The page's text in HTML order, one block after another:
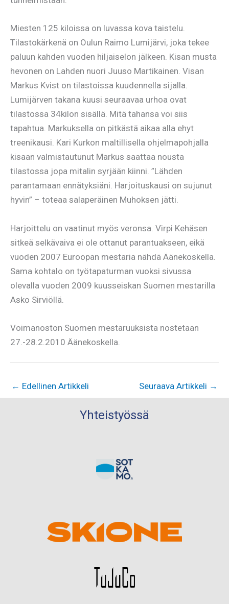
Miesten 125 kiloissa on luvassa kova taistelu.
Tilastokärkenä on Oulun Raimo Lumijärvi, joka tekee
paluun kahden vuoden hiljaiselon jälkeen. Kisan musta
hevonen on Lahden nuori Juuso Martikainen. Visan
Markus Kvist on tilastoissa kuudennella sijalla.
Lumijärven takana kuusi seuraavaa urhoa ovat
tilastossa 34kilon sisällä. Mitä tahansa voi siis
tapahtua. Markuksella on pitkästä aikaa alla ehyt
treenikausi. Kari Kurkon maltillisella ohjelmapohjalla
kisaan valmistautunut Markus saattaa nousta
tilastossa jopa mitalin syrjään kiinni. ”Lähden
parantamaan ennätyksiäni. Harjoituskausi on sujunut
hyvin” – toteaa salaperäinen Muhoksen jätti.
Harjoittelu on vaatinut myös veronsa. Virpi Kehäsen
sitkeä selkävaiva ei ole ottanut parantuakseen, eikä
vuoden 2007 Euroopan mestaria nähdä Äänekoskella.
Sama kohtalo on työtapaturman vuoksi sivussa
olevalla vuoden 2009 kuusseiskan Suomen mestarilla
Asko Sirviöllä.
Voimanoston Suomen mestaruuksista nostetaan
27.-28.2.2010 Äänekoskella.
← Edellinen Artikkeli Seuraava Artikkeli →
Yhteistyössä